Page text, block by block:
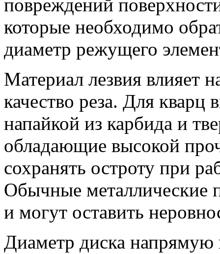
повреждений
которые необходимо
диаметр режущего
Материал лезвия влияет
качество реза. Для кварц
напайкой из карбида и
обладающие высокой
сохранять остроту при
Обычные металлические
и могут оставить
Диаметр диска напрямую